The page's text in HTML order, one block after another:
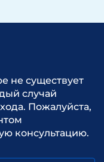
не существует
случай
Пожалуйста,
консультацию.